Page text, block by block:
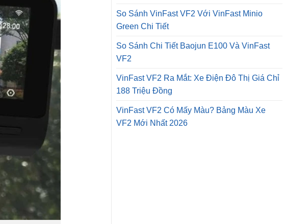
So Sánh VinFast VF2 Với VinFast Minio
Green Chi Tiết
So Sánh Chi Tiết Baojun E100 Và VinFast
VF2
VinFast VF2 Ra Mắt: Xe Điện Đô Thị Giá Chỉ
188 Triệu Đồng
VinFast VF2 Có Mấy Màu? Bảng Màu Xe
VF2 Mới Nhất 2026